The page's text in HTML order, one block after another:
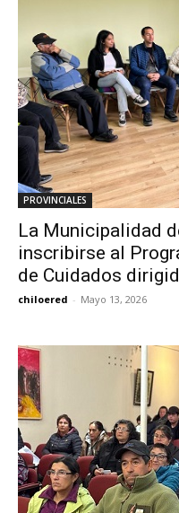
PROVINCIALES
La Municipalidad
inscribirse al
de Cuidados
chiloered - Mayo 13, 2026